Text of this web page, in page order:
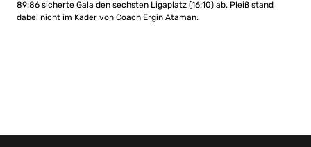
89:86 sicherte Gala den sechsten Ligaplatz (16:10) ab. Pleiß stand
dabei nicht im Kader von Coach Ergin Ataman.